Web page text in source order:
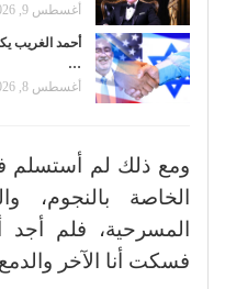
أغسطس 9, 2026
أحمد الغريب
…
أغسطس 8, 2026
ومع ذلك لم أستسلم
الخاصة بالنجوم،
المسرحية، فلم
فسكت أنا الآخر